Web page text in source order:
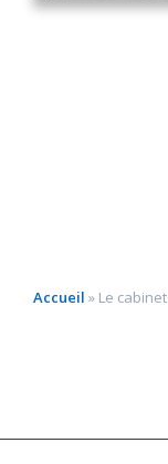
Accueil » Le cabinet